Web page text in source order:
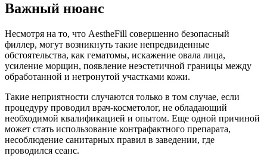
Важный нюанс
Несмотря на то, что AestheFill совершенно безопасный
филлер, могут возникнуть такие непредвиденные
обстоятельства, как гематомы, искажение овала лица,
усиление морщин, появление неэстетичной границы между
обработанной и нетронутой участками кожи.
Такие неприятности случаются только в том случае, если
процедуру проводил врач-косметолог, не обладающий
необходимой квалификацией и опытом. Еще одной причиной
может стать использование контрафактного препарата,
несоблюдение санитарных правил в заведении, где
проводился сеанс.